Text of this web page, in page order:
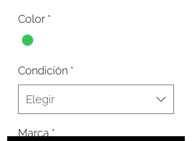
Color *
Condición *
Elegir
Marca *